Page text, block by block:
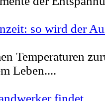
so wird der
Temperaturen
Leben....